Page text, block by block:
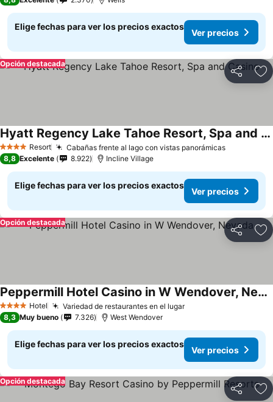
Elige fechas para ver los precios exactos
Ver precios
Compartir
Opción destacada
4 EstrellasResort Cabañas frente al lago con vistas panorámicas
Hyatt Regency Lake Tahoe Resort, Spa and Casino
8,8 Excelente 8.922 Incline Village
Elige fechas para ver los precios exactos
Ver precios
Compartir
Opción destacada
4 EstrellasHotel Variedad de restaurantes en el lugar
Peppermill Hotel Casino in W Wendover, Nevada
8,3 Muy bueno 7.326 West Wendover
Elige fechas para ver los precios exactos
Ver precios
Compartir
Opción destacada